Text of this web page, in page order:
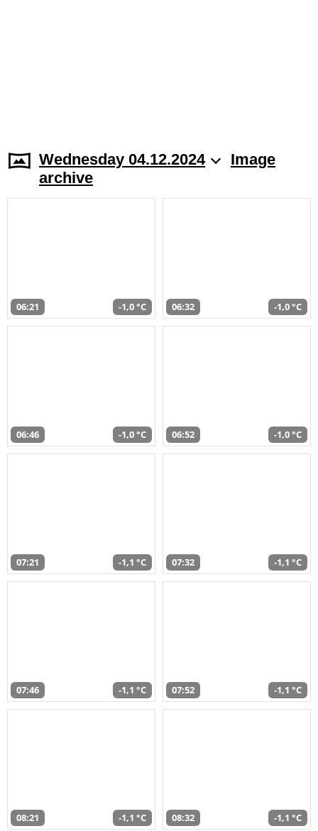
Wednesday 04.12.2024
Image
archive
06:21 -1,0 °C 06:32 -1,0 °C
06:46 -1,0 °C 06:52 -1,0 °C
07:21 -1,1 °C 07:32 -1,1 °C
07:46 -1,1 °C 07:52 -1,1 °C
08:21 -1,1 °C 08:32 -1,1 °C